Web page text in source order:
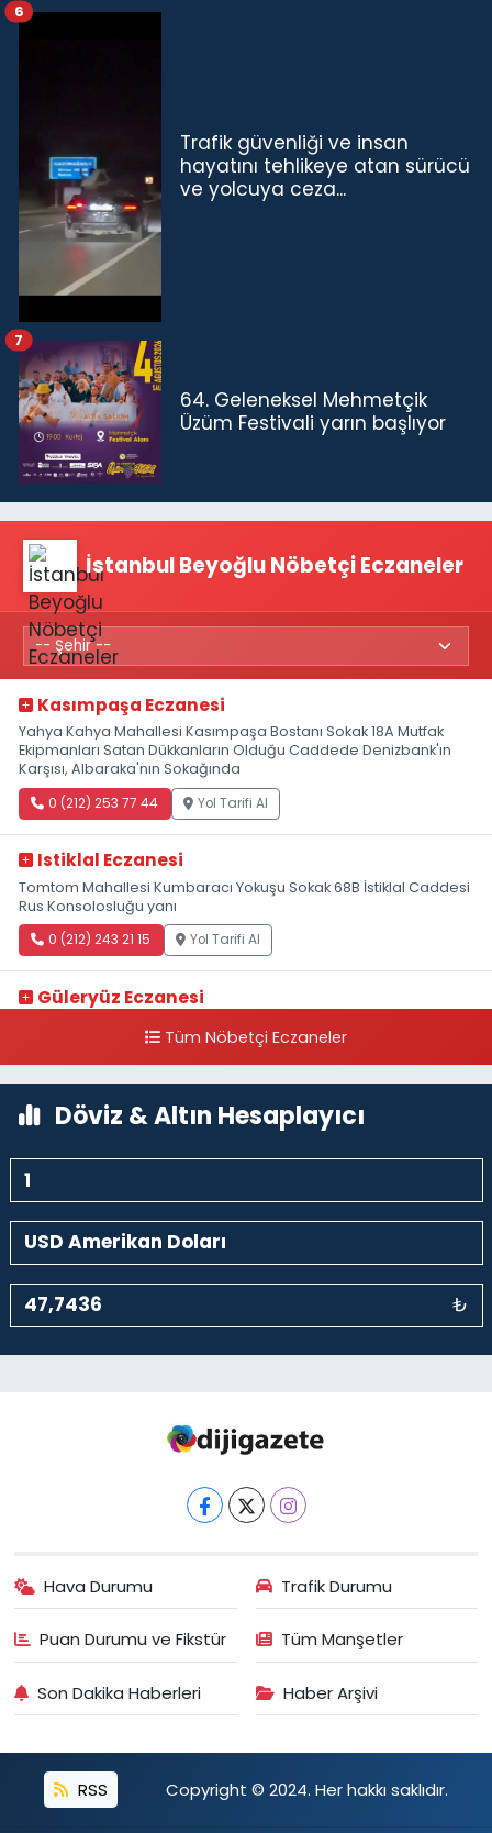
Trafik güvenliği ve insan
hayatını tehlikeye atan sürücü
ve yolcuya ceza...
6
64. Geleneksel Mehmetçik
Üzüm Festivali yarın başlıyor
7
İstanbul Beyoğlu Nöbetçi Eczaneler
Kasımpaşa Eczanesi
Yahya Kahya Mahallesi Kasımpaşa Bostanı Sokak 18A Mutfak
Ekipmanları Satan Dükkanların Olduğu Caddede Denizbank'ın
Karşısı, Albaraka'nın Sokağında
0 (212) 253 77 44 Yol Tarifi Al
Istiklal Eczanesi
Tomtom Mahallesi Kumbaracı Yokuşu Sokak 68B İstiklal Caddesi
Rus Konsolosluğu yanı
0 (212) 243 21 15 Yol Tarifi Al
Güleryüz Eczanesi
kalaycıbahçe Meydana DoğruTüm Nöbetçi Eczaneler
Döviz & Altın Hesaplayıcı
₺
Hava Durumu Trafik Durumu
Puan Durumu ve Fikstür Tüm Manşetler
Son Dakika Haberleri Haber Arşivi
RSS Copyright © 2024. Her hakkı saklıdır.